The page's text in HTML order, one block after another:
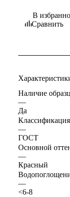
В
Сравнить
Наличие
—
Да
Классификация
—
ГОСТ
Основной
—
Красный
—
<6-8